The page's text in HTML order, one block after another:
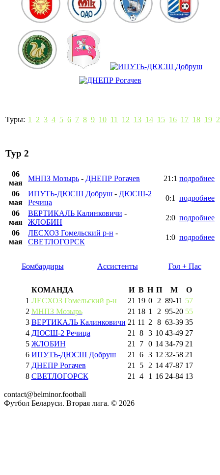
Туры: 1 2 3 4 5 6 7 8 9 10 11 12 13 14 15 16 17 18 19
Тур 2
06
мая
МНПЗ Мозырь - ДНЕПР Рогачев 21:1 подробнее
06
мая
ИПУТЬ-ДЮСШ Добруш - ДЮСШ-2
Речица
0:1
подробнее
06
мая
ВЕРТИКАЛЬ Калинковичи -
ЖЛОБИН
2:0 подробнее
06
мая
ЛЕСХОЗ Гомельский р-н -
СВЕТЛОГОРСК
1:0 подробнее
Бомбардиры Ассистенты Гол + Пас
КОМАНДА И В Н П М
О
1 ЛЕСХОЗ Гомельский р-н 21 19 0 2 89-11 57
2 МНПЗ Мозырь 21 18 1 2 95-20 55
3 ВЕРТИКАЛЬ Калинковичи 21 11 2 8 63-39 35
4 ДЮСШ-2 Речица 21 8 3 10 43-49 27
5 ЖЛОБИН 21 7 0 14 34-79 21
6 ИПУТЬ-ДЮСШ Добруш 21 6 3 12 32-58 21
7 ДНЕПР Рогачев 21 5 2 14 47-87 17
8 СВЕТЛОГОРСК 21 4 1 16 24-84 13
contact@belminor.football
Футбол Беларуси. Вторая лига. © 2026